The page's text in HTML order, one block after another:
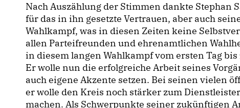
Nach Auszählung der Stimmen dankte
für das in ihn gesetzte Vertrauen, aber auch
Wahlkampf, was in diesen Zeiten keine
allen Parteifreunden und ehrenamtlichen
in diesem langen Wahlkampf vom ersten Tag
Er wolle nun die erfolgreiche Arbeit seines
auch eigene Akzente setzen. Bei seinen vielen
er wolle den Kreis noch stärker zum
machen. Als Schwerpunkte seiner zukünftigen